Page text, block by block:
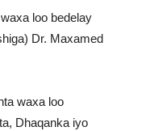
loo bedelay
Dr. Maxamed
waxa loo
Dhaqanka iyo